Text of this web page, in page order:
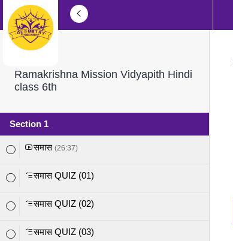
Ramakrishna Mission Vidyapith Hindi
class 6th
Section 1
समास (26:37)
समास QUIZ (01)
समास QUIZ (02)
समास QUIZ (03)